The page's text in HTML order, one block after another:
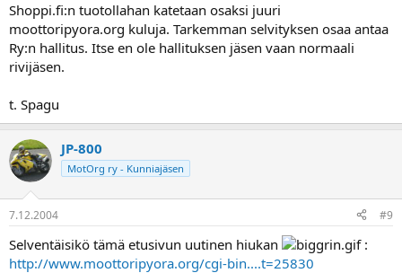
Shoppi.fi:n tuotollahan katetaan osaksi juuri
moottoripyora.org kuluja. Tarkemman selvityksen osaa antaa
Ry:n hallitus. Itse en ole hallituksen jäsen vaan normaali
rivijäsen.
t. Spagu
JP-800
MotOrg ry - Kunniajäsen
7.12.2004 #9
Selventäisikö tämä etusivun uutinen hiukan
:
http://www.moottoripyora.org/cgi-bin....t=25830